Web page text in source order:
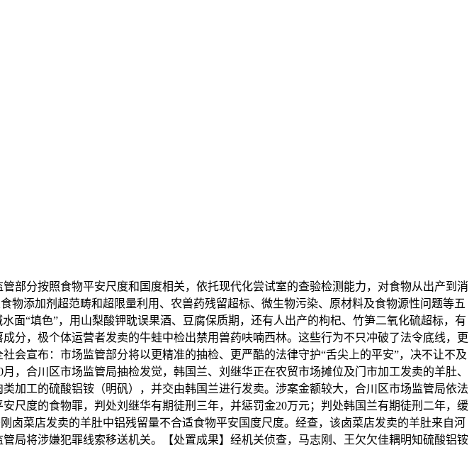
分按照食物平安尺度和国度相关，依托现代化尝试室的查验检测能力，对食物从出产到消
物添加剂超范畴和超限量利用、农兽药残留超标、微生物污染、原材料及食物源性问题等五
面“填色”，用山梨酸钾耽误果酒、豆腐保质期，还有人出产的枸杞、竹笋二氧化硫超标，有
分，极个体运营者发卖的牛蛙中检出禁用兽药呋喃西林。这些行为不只冲破了法令底线，更
会宣布：市场监管部分将以更精准的抽检、更严酷的法律守护“舌尖上的平安”，决不让不及
，合川区市场监管局抽检发觉，韩国兰、刘继华正在农贸市场摊位及门市加工发卖的羊肚、
加工的硫酸铝铵（明矾），并交由韩国兰进行发卖。涉案金额较大，合川区市场监管局依法
尺度的食物罪，判处刘继华有期徒刑三年，并惩罚金20万元；判处韩国兰有期徒刑二年，缓
卤菜店发卖的羊肚中铝残留量不合适食物平安国度尺度。经查，该卤菜店发卖的羊肚来自河
局将涉嫌犯罪线索移送机关。【处置成果】经机关侦查，马志刚、王欠欠佳耦明知硫酸铝铵